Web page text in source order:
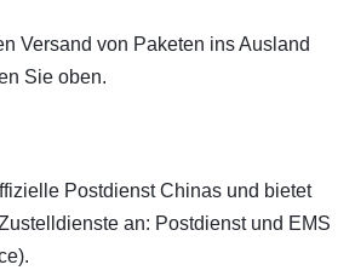
Versand von Paketen ins Ausland
Sie oben.
Postdienst Chinas und bietet
an: Postdienst und EMS